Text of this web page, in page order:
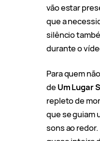
vão estar
que a
silêncio
durante o
Para quem
deUm Lugar
repleto de
que se guiam
sons ao